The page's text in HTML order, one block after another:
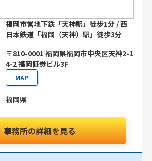
福岡市営地下鉄「天神駅」徒歩1分 / 西
日本鉄道「福岡（天神）駅」徒歩3分
〒810-0001 福岡県福岡市中央区天神2-1
4-2 福岡証券ビル3F
MAP
福岡県
事務所の詳細を見る